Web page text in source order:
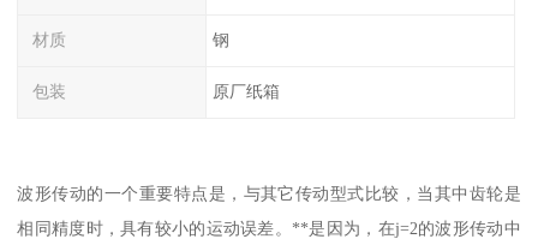
材质 钢
包装 原厂纸箱
波形传动的一个重要特点是，与其它传动型式比较，当其中齿轮是
相同精度时，具有较小的运动误差。**是因为，在j=2的波形传动中